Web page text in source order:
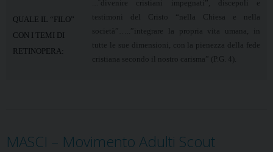
QUALE IL “FILO”
CON I TEMI DI
RETINOPERA:
divenire cristiani impegnati”, discepoli e
testimoni del Cristo “nella Chiesa e nella
società”…..”integrare la propria vita umana, in
tutte le sue dimensioni, con la pienezza della fede
cristiana secondo il nostro carisma” (P.G. 4).
MASCI – Movimento Adulti Scout